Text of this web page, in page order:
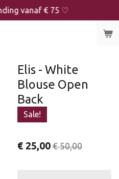
vanaf € 75 ♡
Elis - White
Blouse Open
Back
Sale!
€ 25,00 € 50,00